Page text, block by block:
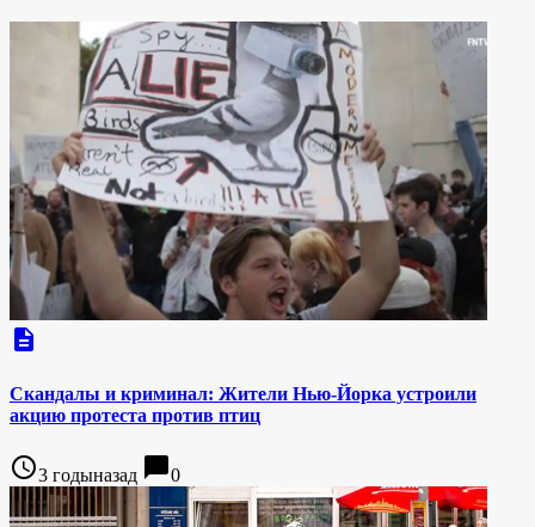
description
Скандалы и криминал: Жители Нью-Йорка устроили
акцию протеста против птиц
access_time3 годыназад chat_bubble0